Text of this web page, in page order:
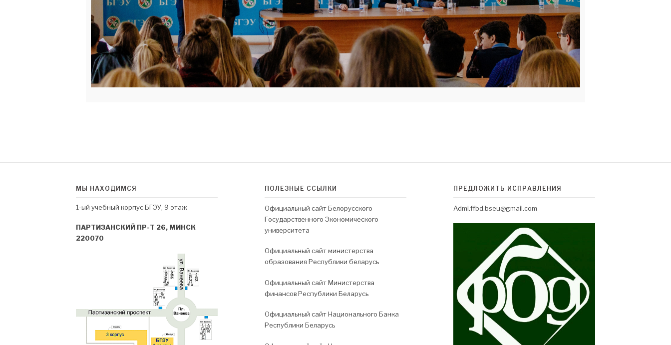
МЫ НАХОДИМСЯ
1-ый учебный корпус БГЭУ, 9 этаж
ПАРТИЗАНСКИЙ ПР-Т 26, МИНСК
220070
ПОЛЕЗНЫЕ ССЫЛКИ
Официальный сайт Белорусского
Государственного Экономического
университета
Официальный сайт министерства
образования Республики беларусь
Официальный сайт Министерства
финансов Республики Беларусь
Официальный сайт Национального Банка
Республики Беларусь
ПРЕДЛОЖИТЬ ИСПРАВЛЕНИЯ
Admi.ffbd.bseu@gmail.com